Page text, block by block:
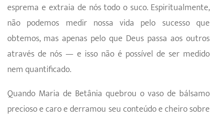
esprema e extraia de nós todo o suco. Espiritualmente,
não podemos medir nossa vida pelo sucesso que
obtemos, mas apenas pelo que Deus passa aos outros
através de nós — e isso não é possível de ser medido
nem quantificado.
Quando Maria de Betânia quebrou o vaso de bálsamo
precioso e caro e derramou seu conteúdo e cheiro sobre